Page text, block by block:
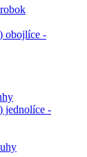
obojlíce -
jednolíce -